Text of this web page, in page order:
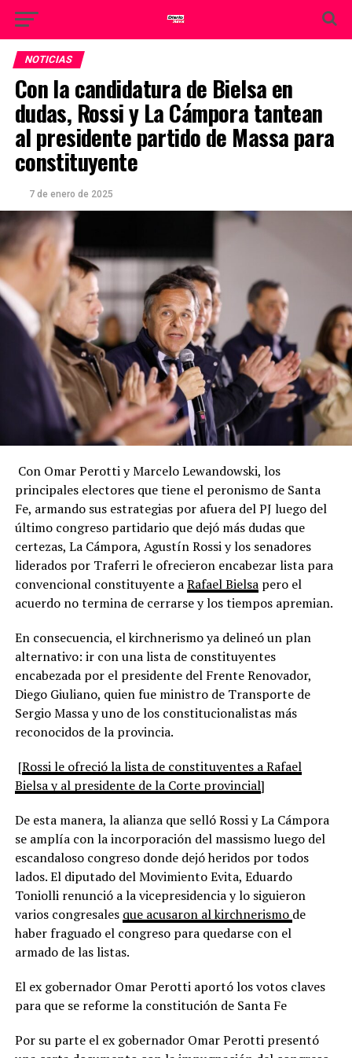
NOTICIAS
Con la candidatura de Bielsa en
dudas, Rossi y La Cámpora tantean
al presidente partido de Massa para
constituyente
7 de enero de 2025
Con Omar Perotti y Marcelo Lewandowski, los
principales electores que tiene el peronismo de Santa
Fe, armando sus estrategias por afuera del PJ luego del
último congreso partidario que dejó más dudas que
certezas, La Cámpora, Agustín Rossi y los senadores
liderados por Traferri le ofrecieron encabezar lista para
convencional constituyente aRafael Bielsapero el
acuerdo no termina de cerrarse y los tiempos apremian.
En consecuencia, el kirchnerismo ya delineó un plan
alternativo: ir con una lista de constituyentes
encabezada por el presidente del Frente Renovador,
Diego Giuliano, quien fue ministro de Transporte de
Sergio Massa y uno de los constitucionalistas más
reconocidos de la provincia.
[Rossi le ofreció la lista de constituyentes a Rafael
Bielsa y al presidente de la Corte provincial]
De esta manera, la alianza que selló Rossi y La Cámpora
se amplía con la incorporación del massismo luego del
escandaloso congreso donde dejó heridos por todos
lados. El diputado del Movimiento Evita, Eduardo
Toniolli renunció a la vicepresidencia y lo siguieron
varios congresales que acusaron al kirchnerismo de
haber fraguado el congreso para quedarse con el
armado de las listas.
El ex gobernador Omar Perotti aportó los votos claves
para que se reforme la constitución de Santa Fe
Por su parte el ex gobernador Omar Perotti presentó